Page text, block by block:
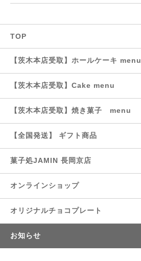
TOP
【茨木本店受取】ホールケーキ menu
【茨木本店受取】Cake menu
【茨木本店受取】焼き菓子 menu
【全国発送】 ギフト商品
菓子処JAMIN 長岡京店
オンラインショップ
オリジナルチョコプレート
お知らせ